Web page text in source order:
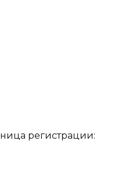
регистрации: